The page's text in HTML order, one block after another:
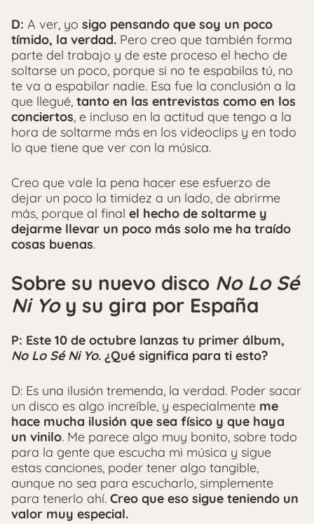
D: A ver, yo sigo pensando que soy un poco
tímido, la verdad. Pero creo que también forma
parte del trabajo y de este proceso el hecho de
soltarse un poco, porque si no te espabilas tú, no
te va a espabilar nadie. Esa fue la conclusión a la
que llegué, tanto en las entrevistas como en los
conciertos, e incluso en la actitud que tengo a la
hora de soltarme más en los videoclips y en todo
lo que tiene que ver con la música.
Creo que vale la pena hacer ese esfuerzo de
dejar un poco la timidez a un lado, de abrirme
más, porque al final el hecho de soltarme y
dejarme llevar un poco más solo me ha traído
cosas buenas.
Sobre su nuevo disco No Lo Sé
Ni Yoy su gira por España
P: Este 10 de octubre lanzas tu primer álbum,
No Lo Sé Ni Yo. ¿Qué significa para ti esto?
D: Es una ilusión tremenda, la verdad. Poder sacar
un disco es algo increíble, y especialmente me
hace mucha ilusión que sea físico y que haya
un vinilo. Me parece algo muy bonito, sobre todo
para la gente que escucha mi música y sigue
estas canciones, poder tener algo tangible,
aunque no sea para escucharlo, simplemente
para tenerlo ahí. Creo que eso sigue teniendo un
valor muy especial.